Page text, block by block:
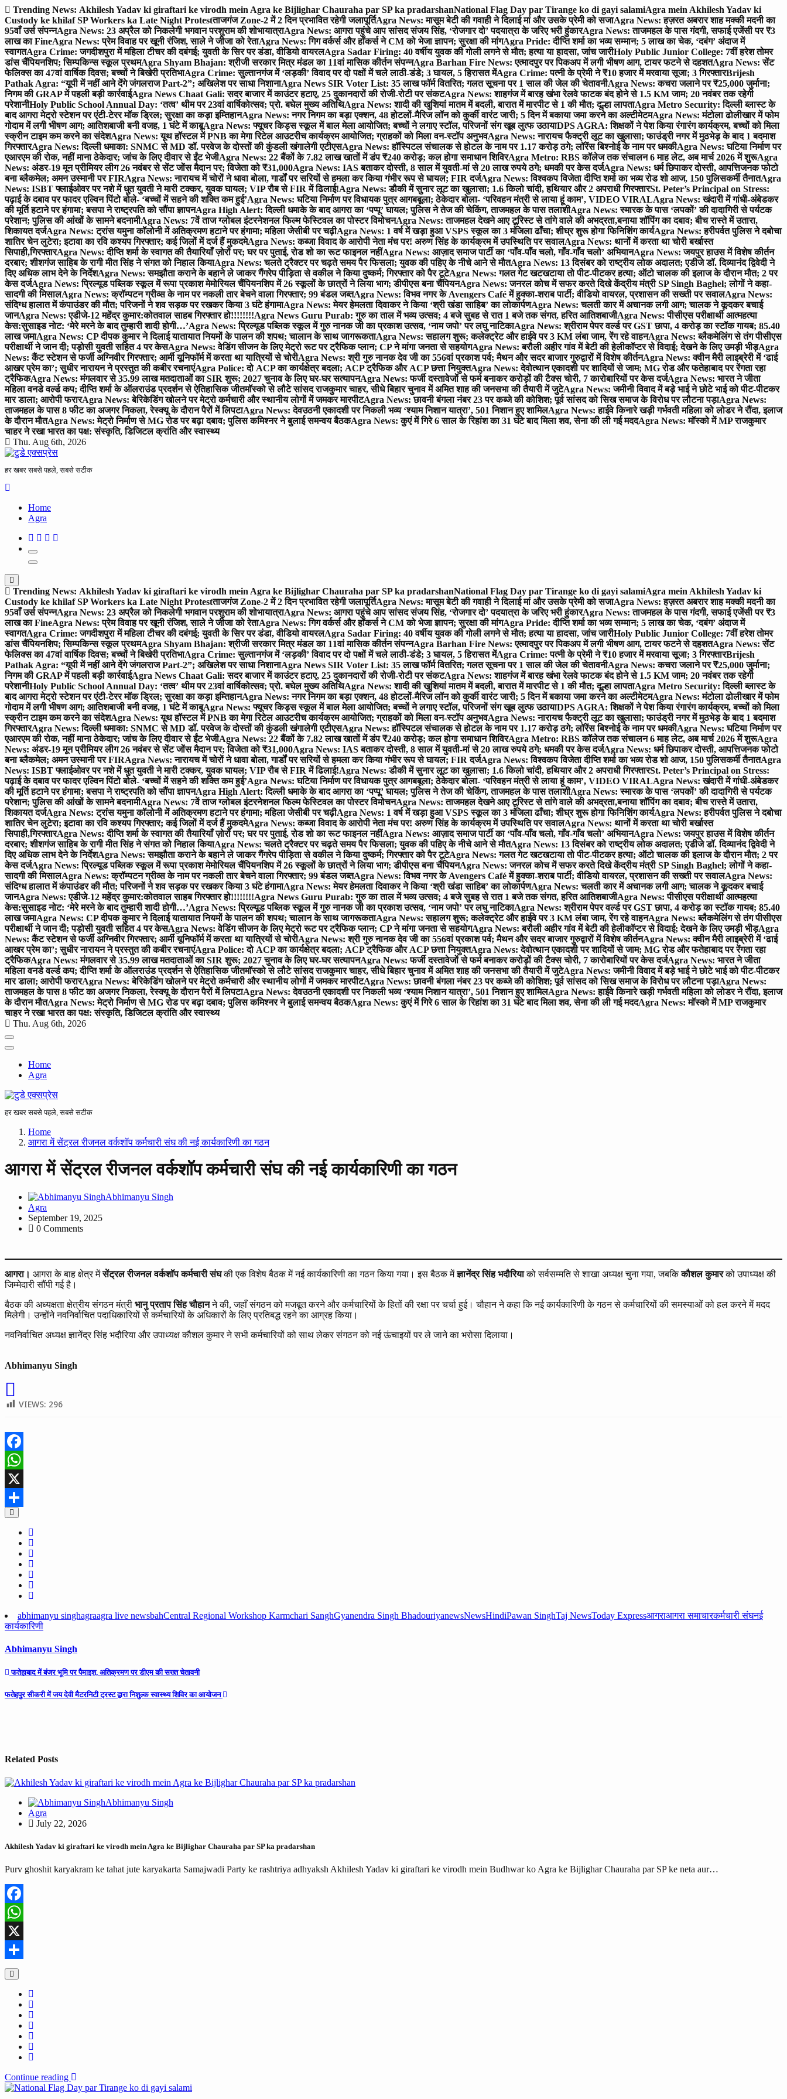
Skip
to
content
Trending News: Akhilesh Yadav ki giraftari ke virodh mein Agra ke Bijlighar Chauraha par SP ka pradarshanNational Flag Day par Tirange ko di gayi salamiAgra mein Akhilesh Yadav ki
Custody ke khilaf SP Workers ka Late Night Protestताजगंज Zone-2 में 2 दिन प्रभावित रहेगी जलापूर्तिAgra News: मासूम बेटी की गवाही ने दिलाई मां और उसके प्रेमी को सजाAgra News: हज़रत अबरार शाह मक्की मदनी का
95वाँ उर्स संपन्नAgra News: 23 अप्रैल को निकलेगी भगवान परशुराम की शोभायात्राAgra News: आगरा पहुंचे आप सांसद संजय सिंह, ‘रोजगार दो’ पदयात्रा के जरिए भरी हुंकारAgra News: ताजमहल के पास गंदगी, सफाई एजेंसी पर ₹3
लाख का FineAgra News: प्रेम विवाह पर खूनी रंजिश, साले ने जीजा को रेताAgra News: गिग वर्कर्स और हॉकर्स ने CM को भेजा ज्ञापन; सुरक्षा की मांगAgra Pride: दीप्ति शर्मा का भव्य सम्मान; 5 लाख का चेक, ‘दबंग’ अंदाज में
स्वागतAgra Crime: जगदीशपुरा में महिला टीचर की दबंगई; युवती के सिर पर डंडा, वीडियो वायरलAgra Sadar Firing: 40 वर्षीय युवक की गोली लगने से मौत; हत्या या हादसा, जांच जारीHoly Public Junior College: 7वीं हरेश तोमर
डांस चैंपियनशिप; सिम्पकिन्स स्कूल प्रथमAgra Shyam Bhajan: श्रीजी सरकार मित्र मंडल का 11वां मासिक कीर्तन संपन्नAgra Barhan Fire News: एत्मादपुर पर पिकअप में लगी भीषण आग, टायर फटने से दहशतAgra News: सेंट
फेलिक्स का 47वां वार्षिक दिवस; बच्चों ने बिखेरी प्रतिभाAgra Crime: सुल्तानगंज में ‘लड़की’ विवाद पर दो पक्षों में चले लाठी-डंडे; 3 घायल, 5 हिरासत मेंAgra Crime: पत्नी के प्रेमी ने ₹10 हजार में मरवाया सूजा; 3 गिरफ्तारBrijesh
Pathak Agra: “यूपी में नहीं आने देंगे जंगलराज Part-2”; अखिलेश पर साधा निशानाAgra News SIR Voter List: 35 लाख फॉर्म वितरित; गलत सूचना पर 1 साल की जेल की चेतावनीAgra News: कचरा जलाने पर ₹25,000 जुर्माना;
निगम की GRAP में पहली बड़ी कार्रवाईAgra News Chaat Gali: सदर बाजार में काउंटर हटाए, 25 दुकानदारों की रोजी-रोटी पर संकटAgra News: शाहगंज में बारह खंभा रेलवे फाटक बंद होने से 1.5 KM जाम; 20 नवंबर तक रहेगी
परेशानीHoly Public School Annual Day: ‘तत्व’ थीम पर 23वां वार्षिकोत्सव; प्रो. बघेल मुख्य अतिथिAgra News: शादी की खुशियां मातम में बदली, बारात में मारपीट से 1 की मौत; दूल्हा लापताAgra Metro Security: दिल्ली ब्लास्ट के
बाद आगरा मेट्रो स्टेशन पर एंटी-टेरर मॉक ड्रिल; सुरक्षा का कड़ा इम्तिहानAgra News: नगर निगम का बड़ा एक्शन, 48 होटलों-मैरिज लॉन को कुर्की वारंट जारी; 5 दिन में बकाया जमा करने का अल्टीमेटमAgra News: मंटोला ढोलीखार में फोम
गोदाम में लगी भीषण आग; आतिशबाजी बनी वजह, 1 घंटे में काबूAgra News: फ्यूचर किड्स स्कूल में बाल मेला आयोजित; बच्चों ने लगाए स्टॉल, परिजनों संग खूब लुत्फ उठायाDPS AGRA: शिक्षकों ने पेश किया रंगारंग कार्यक्रम, बच्चों को मिला
स्क्रीन टाइम कम करने का संदेशAgra News: यूथ हॉस्टल में PNB का मेगा रिटेल आउटरीच कार्यक्रम आयोजित; ग्राहकों को मिला वन-स्टॉप अनुभवAgra News: नारायच फैक्ट्री लूट का खुलासा; फाउंड्री नगर में मुठभेड़ के बाद 1 बदमाश
गिरफ्तारAgra News: दिल्ली धमाका: SNMC से MD डॉ. परवेज के दोस्तों की कुंडली खंगालेगी एटीएसAgra News: हॉस्पिटल संचालक से होटल के नाम पर 1.17 करोड़ ठगे; लॉरेंस बिश्नोई के नाम पर धमकीAgra News: घटिया निर्माण पर
एआरएम की रोक, नहीं माना ठेकेदार; जांच के लिए दीवार से ईंट भेजीAgra News: 22 बैंकों के 7.82 लाख खातों में डंप ₹240 करोड़; कल होगा समाधान शिविरAgra Metro: RBS कॉलेज तक संचालन 6 माह लेट, अब मार्च 2026 में शुरूAgra
News: अंडर-19 मून प्रीमियर लीग 26 नवंबर से सेंट जोंस मैदान पर; विजेता को ₹31,000Agra News: IAS बताकर दोस्ती, 8 साल में युवती-मां से 20 लाख रुपये ठगे; धमकी पर केस दर्जAgra News: धर्म छिपाकर दोस्ती, आपत्तिजनक फोटो
बना ब्लैकमेल; अमन उस्मानी पर FIRAgra News: नारायच में चोरों ने धावा बोला, गार्डों पर सरियों से हमला कर किया गंभीर रूप से घायल; FIR दर्जAgra News: विश्वकप विजेता दीप्ति शर्मा का भव्य रोड शो आज, 150 पुलिसकर्मी तैनातAgra
News: ISBT फ्लाईओवर पर नशे में धुत युवती ने मारी टक्कर, युवक घायल; VIP रौब से FIR में ढिलाई!Agra News: डौकी में सुनार लूट का खुलासा; 1.6 किलो चांदी, हथियार और 2 अपराधी गिरफ्तारSt. Peter’s Principal on Stress:
पढ़ाई के दबाव पर फादर एल्विन पिंटो बोले- ‘बच्चों में सहने की शक्ति कम हुई’Agra News: घटिया निर्माण पर विधायक पुत्र आगबबूला; ठेकेदार बोला- ‘परिवहन मंत्री से लाया हूं काम’, VIDEO VIRALAgra News: खंदारी में गांधी-अंबेडकर
की मूर्ति हटाने पर हंगामा; बसपा ने राष्ट्रपति को सौंपा ज्ञापनAgra High Alert: दिल्ली धमाके के बाद आगरा का ‘पप्पू’ घायल; पुलिस ने तेज की चेकिंग, ताजमहल के पास तलाशीAgra News: स्मारक के पास ‘लपकों’ की दादागिरी से पर्यटक
परेशान; पुलिस की आंखों के सामने बदनामीAgra News: 7वें ताज ग्लोबल इंटरनेशनल फिल्म फेस्टिवल का पोस्टर विमोचनAgra News: ताजमहल देखने आए टूरिस्ट से तांगे वाले की अभद्रता,बनाया शॉपिंग का दबाव; बीच रास्ते में उतारा,
शिकायत दर्जAgra News: ट्रांस यमुना कॉलोनी में अतिक्रमण हटाने पर हंगामा; महिला जेसीबी पर चढ़ीAgra News: 1 वर्ष में खड़ा हुआ VSPS स्कूल का 3 मंजिला ढाँचा; शीघ्र शुरू होगा फिनिशिंग कार्यAgra News: हरीपर्वत पुलिस ने दबोचा
शातिर चेन लुटेरा; इटावा का रवि कश्यप गिरफ्तार; कई जिलों में दर्ज हैं मुकदमेAgra News: कब्जा विवाद के आरोपी नेता मंच पर! अरुण सिंह के कार्यक्रम में उपस्थिति पर सवालAgra News: थानों में करता था चोरी बर्खास्त
सिपाही,गिरफ्तारAgra News: दीप्ति शर्मा के स्वागत की तैयारियाँ ज़ोरों पर; घर पर पुताई, रोड शो का रूट फाइनल नहींAgra News: आज़ाद समाज पार्टी का ‘पाँव-पाँव चलो, गाँव-गाँव चलो’ अभियानAgra News: जयपुर हाउस में विशेष कीर्तन
दरबार; शीशगंज साहिब के रागी मीत सिंह ने संगत को निहाल कियाAgra News: चलते ट्रैक्टर पर चढ़ते समय पैर फिसला; युवक की पहिए के नीचे आने से मौतAgra News: 13 दिसंबर को राष्ट्रीय लोक अदालत; एडीजे डॉ. दिव्यानंद द्विवेदी ने
दिए अधिक लाभ देने के निर्देशAgra News: समझौता कराने के बहाने ले जाकर गैंगरेप पीड़िता से वकील ने किया दुष्कर्म; गिरफ्तार को पैर टूटेAgra News: गलत गेट खटखटाया तो पीट-पीटकर हत्या; ऑटो चालक की इलाज के दौरान मौत; 2 पर
केस दर्जAgra News: प्रिल्यूड पब्लिक स्कूल में रूपा प्रकाश मेमोरियल चैंपियनशिप में 26 स्कूलों के छात्रों ने लिया भाग; डीपीएस बना चैंपियनAgra News: जनरल कोच में सफर करते दिखे केंद्रीय मंत्री SP Singh Baghel; लोगों ने कहा-
सादगी की मिसालAgra News: क्रॉम्पटन ग्रीव्स के नाम पर नकली तार बेचने वाला गिरफ्तार; 99 बंडल जब्तAgra News: विभव नगर के Avengers Café में हुक्का-शराब पार्टी; वीडियो वायरल, प्रशासन की सख्ती पर सवालAgra News:
संदिग्ध हालात में कंपाउंडर की मौत; परिजनों ने शव सड़क पर रखकर किया 3 घंटे हंगामाAgra News: मेयर हेमलता दिवाकर ने किया ‘श्री खंडा साहिब’ का लोकार्पणAgra News: चलती कार में अचानक लगी आग; चालक ने कूदकर बचाई
जानAgra News: एडीजे-12 महेंद्र कुमार:कोतवाल साहब गिरफ्तार हो!!!!!!!!Agra News Guru Purab: गुरु का ताल में भव्य उत्सव; 4 बजे सुबह से रात 1 बजे तक संगत, हरित आतिशबाजीAgra News: पीसीएस परीक्षार्थी आत्महत्या
केस:सुसाइड नोट: ‘मेरे मरने के बाद तुम्हारी शादी होगी…’Agra News: प्रिल्यूड पब्लिक स्कूल में गुरु नानक जी का प्रकाश उत्सव, ‘नाम जपो’ पर लघु नाटिकाAgra News: श्रीराम पेपर वर्ल्ड पर GST छापा, 4 करोड़ का स्टॉक गायब; 85.40
लाख जमाAgra News: CP दीपक कुमार ने दिलाई यातायात नियमों के पालन की शपथ; चालान के साथ जागरूकताAgra News: सहालग शुरू; कलेक्ट्रेट और हाईवे पर 3 KM लंबा जाम, रेंग रहे वाहनAgra News: ब्लैकमेलिंग से तंग पीसीएस
परीक्षार्थी ने जान दी; पड़ोसी युवती सहित 4 पर केसAgra News: वेडिंग सीजन के लिए मेट्रो रूट पर ट्रैफिक प्लान; CP ने मांगा जनता से सहयोगAgra News: बरौली अहीर गांव में बेटी की हेलीकॉप्टर से विदाई; देखने के लिए उमड़ी भीड़Agra
News: कैंट स्टेशन से फर्जी अग्निवीर गिरफ्तार; आर्मी यूनिफॉर्म में करता था यात्रियों से चोरीAgra News: श्री गुरु नानक देव जी का 556वां प्रकाश पर्व; मैथन और सदर बाजार गुरुद्वारों में विशेष कीर्तनAgra News: क्वीन मैरी लाइब्रेरी में ‘ढाई
आखर प्रेम का’; सुधीर नारायन ने प्रस्तुत की कबीर रचनाएंAgra Police: दो ACP का कार्यक्षेत्र बदला; ACP ट्रैफिक और ACP छत्ता नियुक्तAgra News: देवोत्थान एकादशी पर शादियों से जाम; MG रोड और फतेहाबाद पर रेंगता रहा
ट्रैफिकAgra News: मंगलवार से 35.99 लाख मतदाताओं का SIR शुरू; 2027 चुनाव के लिए घर-घर सत्यापनAgra News: फर्जी दस्तावेजों से फर्म बनाकर करोड़ों की टैक्स चोरी, 7 कारोबारियों पर केस दर्जAgra News: भारत ने जीता
महिला वनडे वर्ल्ड कप; दीप्ति शर्मा के ऑलराउंड प्रदर्शन से ऐतिहासिक जीतमॉस्को से लौटे सांसद राजकुमार चाहर, सीधे बिहार चुनाव में अमित शाह की जनसभा की तैयारी में जुटेAgra News: जमीनी विवाद में बड़े भाई ने छोटे भाई को पीट-पीटकर
मार डाला; आरोपी फरारAgra News: बेरिकेडिंग खोलने पर मेट्रो कर्मचारी और स्थानीय लोगों में जमकर मारपीटAgra News: छावनी बंगला नंबर 23 पर कब्जे की कोशिश; पूर्व सांसद को सिख समाज के विरोध पर लौटना पड़ाAgra News:
ताजमहल के पास 8 फीट का अजगर निकला, रेस्क्यू के दौरान पैरों में लिपटाAgra News: देवउठनी एकादशी पर निकली भव्य ‘श्याम निशान यात्रा’, 501 निशान हुए शामिलAgra News: हाईवे किनारे खड़ी गर्भवती महिला को लोडर ने रौंदा, इलाज
के दौरान मौतAgra News: मेट्रो निर्माण से MG रोड पर बढ़ा दबाव; पुलिस कमिश्नर ने बुलाई समन्वय बैठकAgra News: कुएं में गिरे 6 साल के रिहांश का 31 घंटे बाद मिला शव, सेना की ली गई मददAgra News: मॉस्को में MP राजकुमार
चाहर ने रखा भारत का पक्ष: संस्कृति, डिजिटल क्रांति और स्वास्थ्य
Thu. Aug 6th, 2026
हर खबर सबसे पहले, सबसे सटीक
Home
Agra
Trending News: Akhilesh Yadav ki giraftari ke virodh mein Agra ke Bijlighar Chauraha par SP ka pradarshanNational Flag Day par Tirange ko di gayi salamiAgra mein Akhilesh Yadav ki
Custody ke khilaf SP Workers ka Late Night Protestताजगंज Zone-2 में 2 दिन प्रभावित रहेगी जलापूर्तिAgra News: मासूम बेटी की गवाही ने दिलाई मां और उसके प्रेमी को सजाAgra News: हज़रत अबरार शाह मक्की मदनी का
95वाँ उर्स संपन्नAgra News: 23 अप्रैल को निकलेगी भगवान परशुराम की शोभायात्राAgra News: आगरा पहुंचे आप सांसद संजय सिंह, ‘रोजगार दो’ पदयात्रा के जरिए भरी हुंकारAgra News: ताजमहल के पास गंदगी, सफाई एजेंसी पर ₹3
लाख का FineAgra News: प्रेम विवाह पर खूनी रंजिश, साले ने जीजा को रेताAgra News: गिग वर्कर्स और हॉकर्स ने CM को भेजा ज्ञापन; सुरक्षा की मांगAgra Pride: दीप्ति शर्मा का भव्य सम्मान; 5 लाख का चेक, ‘दबंग’ अंदाज में
स्वागतAgra Crime: जगदीशपुरा में महिला टीचर की दबंगई; युवती के सिर पर डंडा, वीडियो वायरलAgra Sadar Firing: 40 वर्षीय युवक की गोली लगने से मौत; हत्या या हादसा, जांच जारीHoly Public Junior College: 7वीं हरेश तोमर
डांस चैंपियनशिप; सिम्पकिन्स स्कूल प्रथमAgra Shyam Bhajan: श्रीजी सरकार मित्र मंडल का 11वां मासिक कीर्तन संपन्नAgra Barhan Fire News: एत्मादपुर पर पिकअप में लगी भीषण आग, टायर फटने से दहशतAgra News: सेंट
फेलिक्स का 47वां वार्षिक दिवस; बच्चों ने बिखेरी प्रतिभाAgra Crime: सुल्तानगंज में ‘लड़की’ विवाद पर दो पक्षों में चले लाठी-डंडे; 3 घायल, 5 हिरासत मेंAgra Crime: पत्नी के प्रेमी ने ₹10 हजार में मरवाया सूजा; 3 गिरफ्तारBrijesh
Pathak Agra: “यूपी में नहीं आने देंगे जंगलराज Part-2”; अखिलेश पर साधा निशानाAgra News SIR Voter List: 35 लाख फॉर्म वितरित; गलत सूचना पर 1 साल की जेल की चेतावनीAgra News: कचरा जलाने पर ₹25,000 जुर्माना;
निगम की GRAP में पहली बड़ी कार्रवाईAgra News Chaat Gali: सदर बाजार में काउंटर हटाए, 25 दुकानदारों की रोजी-रोटी पर संकटAgra News: शाहगंज में बारह खंभा रेलवे फाटक बंद होने से 1.5 KM जाम; 20 नवंबर तक रहेगी
परेशानीHoly Public School Annual Day: ‘तत्व’ थीम पर 23वां वार्षिकोत्सव; प्रो. बघेल मुख्य अतिथिAgra News: शादी की खुशियां मातम में बदली, बारात में मारपीट से 1 की मौत; दूल्हा लापताAgra Metro Security: दिल्ली ब्लास्ट के
बाद आगरा मेट्रो स्टेशन पर एंटी-टेरर मॉक ड्रिल; सुरक्षा का कड़ा इम्तिहानAgra News: नगर निगम का बड़ा एक्शन, 48 होटलों-मैरिज लॉन को कुर्की वारंट जारी; 5 दिन में बकाया जमा करने का अल्टीमेटमAgra News: मंटोला ढोलीखार में फोम
गोदाम में लगी भीषण आग; आतिशबाजी बनी वजह, 1 घंटे में काबूAgra News: फ्यूचर किड्स स्कूल में बाल मेला आयोजित; बच्चों ने लगाए स्टॉल, परिजनों संग खूब लुत्फ उठायाDPS AGRA: शिक्षकों ने पेश किया रंगारंग कार्यक्रम, बच्चों को मिला
स्क्रीन टाइम कम करने का संदेशAgra News: यूथ हॉस्टल में PNB का मेगा रिटेल आउटरीच कार्यक्रम आयोजित; ग्राहकों को मिला वन-स्टॉप अनुभवAgra News: नारायच फैक्ट्री लूट का खुलासा; फाउंड्री नगर में मुठभेड़ के बाद 1 बदमाश
गिरफ्तारAgra News: दिल्ली धमाका: SNMC से MD डॉ. परवेज के दोस्तों की कुंडली खंगालेगी एटीएसAgra News: हॉस्पिटल संचालक से होटल के नाम पर 1.17 करोड़ ठगे; लॉरेंस बिश्नोई के नाम पर धमकीAgra News: घटिया निर्माण पर
एआरएम की रोक, नहीं माना ठेकेदार; जांच के लिए दीवार से ईंट भेजीAgra News: 22 बैंकों के 7.82 लाख खातों में डंप ₹240 करोड़; कल होगा समाधान शिविरAgra Metro: RBS कॉलेज तक संचालन 6 माह लेट, अब मार्च 2026 में शुरूAgra
News: अंडर-19 मून प्रीमियर लीग 26 नवंबर से सेंट जोंस मैदान पर; विजेता को ₹31,000Agra News: IAS बताकर दोस्ती, 8 साल में युवती-मां से 20 लाख रुपये ठगे; धमकी पर केस दर्जAgra News: धर्म छिपाकर दोस्ती, आपत्तिजनक फोटो
बना ब्लैकमेल; अमन उस्मानी पर FIRAgra News: नारायच में चोरों ने धावा बोला, गार्डों पर सरियों से हमला कर किया गंभीर रूप से घायल; FIR दर्जAgra News: विश्वकप विजेता दीप्ति शर्मा का भव्य रोड शो आज, 150 पुलिसकर्मी तैनातAgra
News: ISBT फ्लाईओवर पर नशे में धुत युवती ने मारी टक्कर, युवक घायल; VIP रौब से FIR में ढिलाई!Agra News: डौकी में सुनार लूट का खुलासा; 1.6 किलो चांदी, हथियार और 2 अपराधी गिरफ्तारSt. Peter’s Principal on Stress:
पढ़ाई के दबाव पर फादर एल्विन पिंटो बोले- ‘बच्चों में सहने की शक्ति कम हुई’Agra News: घटिया निर्माण पर विधायक पुत्र आगबबूला; ठेकेदार बोला- ‘परिवहन मंत्री से लाया हूं काम’, VIDEO VIRALAgra News: खंदारी में गांधी-अंबेडकर
की मूर्ति हटाने पर हंगामा; बसपा ने राष्ट्रपति को सौंपा ज्ञापनAgra High Alert: दिल्ली धमाके के बाद आगरा का ‘पप्पू’ घायल; पुलिस ने तेज की चेकिंग, ताजमहल के पास तलाशीAgra News: स्मारक के पास ‘लपकों’ की दादागिरी से पर्यटक
परेशान; पुलिस की आंखों के सामने बदनामीAgra News: 7वें ताज ग्लोबल इंटरनेशनल फिल्म फेस्टिवल का पोस्टर विमोचनAgra News: ताजमहल देखने आए टूरिस्ट से तांगे वाले की अभद्रता,बनाया शॉपिंग का दबाव; बीच रास्ते में उतारा,
शिकायत दर्जAgra News: ट्रांस यमुना कॉलोनी में अतिक्रमण हटाने पर हंगामा; महिला जेसीबी पर चढ़ीAgra News: 1 वर्ष में खड़ा हुआ VSPS स्कूल का 3 मंजिला ढाँचा; शीघ्र शुरू होगा फिनिशिंग कार्यAgra News: हरीपर्वत पुलिस ने दबोचा
शातिर चेन लुटेरा; इटावा का रवि कश्यप गिरफ्तार; कई जिलों में दर्ज हैं मुकदमेAgra News: कब्जा विवाद के आरोपी नेता मंच पर! अरुण सिंह के कार्यक्रम में उपस्थिति पर सवालAgra News: थानों में करता था चोरी बर्खास्त
सिपाही,गिरफ्तारAgra News: दीप्ति शर्मा के स्वागत की तैयारियाँ ज़ोरों पर; घर पर पुताई, रोड शो का रूट फाइनल नहींAgra News: आज़ाद समाज पार्टी का ‘पाँव-पाँव चलो, गाँव-गाँव चलो’ अभियानAgra News: जयपुर हाउस में विशेष कीर्तन
दरबार; शीशगंज साहिब के रागी मीत सिंह ने संगत को निहाल कियाAgra News: चलते ट्रैक्टर पर चढ़ते समय पैर फिसला; युवक की पहिए के नीचे आने से मौतAgra News: 13 दिसंबर को राष्ट्रीय लोक अदालत; एडीजे डॉ. दिव्यानंद द्विवेदी ने
दिए अधिक लाभ देने के निर्देशAgra News: समझौता कराने के बहाने ले जाकर गैंगरेप पीड़िता से वकील ने किया दुष्कर्म; गिरफ्तार को पैर टूटेAgra News: गलत गेट खटखटाया तो पीट-पीटकर हत्या; ऑटो चालक की इलाज के दौरान मौत; 2 पर
केस दर्जAgra News: प्रिल्यूड पब्लिक स्कूल में रूपा प्रकाश मेमोरियल चैंपियनशिप में 26 स्कूलों के छात्रों ने लिया भाग; डीपीएस बना चैंपियनAgra News: जनरल कोच में सफर करते दिखे केंद्रीय मंत्री SP Singh Baghel; लोगों ने कहा-
सादगी की मिसालAgra News: क्रॉम्पटन ग्रीव्स के नाम पर नकली तार बेचने वाला गिरफ्तार; 99 बंडल जब्तAgra News: विभव नगर के Avengers Café में हुक्का-शराब पार्टी; वीडियो वायरल, प्रशासन की सख्ती पर सवालAgra News:
संदिग्ध हालात में कंपाउंडर की मौत; परिजनों ने शव सड़क पर रखकर किया 3 घंटे हंगामाAgra News: मेयर हेमलता दिवाकर ने किया ‘श्री खंडा साहिब’ का लोकार्पणAgra News: चलती कार में अचानक लगी आग; चालक ने कूदकर बचाई
जानAgra News: एडीजे-12 महेंद्र कुमार:कोतवाल साहब गिरफ्तार हो!!!!!!!!Agra News Guru Purab: गुरु का ताल में भव्य उत्सव; 4 बजे सुबह से रात 1 बजे तक संगत, हरित आतिशबाजीAgra News: पीसीएस परीक्षार्थी आत्महत्या
केस:सुसाइड नोट: ‘मेरे मरने के बाद तुम्हारी शादी होगी…’Agra News: प्रिल्यूड पब्लिक स्कूल में गुरु नानक जी का प्रकाश उत्सव, ‘नाम जपो’ पर लघु नाटिकाAgra News: श्रीराम पेपर वर्ल्ड पर GST छापा, 4 करोड़ का स्टॉक गायब; 85.40
लाख जमाAgra News: CP दीपक कुमार ने दिलाई यातायात नियमों के पालन की शपथ; चालान के साथ जागरूकताAgra News: सहालग शुरू; कलेक्ट्रेट और हाईवे पर 3 KM लंबा जाम, रेंग रहे वाहनAgra News: ब्लैकमेलिंग से तंग पीसीएस
परीक्षार्थी ने जान दी; पड़ोसी युवती सहित 4 पर केसAgra News: वेडिंग सीजन के लिए मेट्रो रूट पर ट्रैफिक प्लान; CP ने मांगा जनता से सहयोगAgra News: बरौली अहीर गांव में बेटी की हेलीकॉप्टर से विदाई; देखने के लिए उमड़ी भीड़Agra
News: कैंट स्टेशन से फर्जी अग्निवीर गिरफ्तार; आर्मी यूनिफॉर्म में करता था यात्रियों से चोरीAgra News: श्री गुरु नानक देव जी का 556वां प्रकाश पर्व; मैथन और सदर बाजार गुरुद्वारों में विशेष कीर्तनAgra News: क्वीन मैरी लाइब्रेरी में ‘ढाई
आखर प्रेम का’; सुधीर नारायन ने प्रस्तुत की कबीर रचनाएंAgra Police: दो ACP का कार्यक्षेत्र बदला; ACP ट्रैफिक और ACP छत्ता नियुक्तAgra News: देवोत्थान एकादशी पर शादियों से जाम; MG रोड और फतेहाबाद पर रेंगता रहा
ट्रैफिकAgra News: मंगलवार से 35.99 लाख मतदाताओं का SIR शुरू; 2027 चुनाव के लिए घर-घर सत्यापनAgra News: फर्जी दस्तावेजों से फर्म बनाकर करोड़ों की टैक्स चोरी, 7 कारोबारियों पर केस दर्जAgra News: भारत ने जीता
महिला वनडे वर्ल्ड कप; दीप्ति शर्मा के ऑलराउंड प्रदर्शन से ऐतिहासिक जीतमॉस्को से लौटे सांसद राजकुमार चाहर, सीधे बिहार चुनाव में अमित शाह की जनसभा की तैयारी में जुटेAgra News: जमीनी विवाद में बड़े भाई ने छोटे भाई को पीट-पीटकर
मार डाला; आरोपी फरारAgra News: बेरिकेडिंग खोलने पर मेट्रो कर्मचारी और स्थानीय लोगों में जमकर मारपीटAgra News: छावनी बंगला नंबर 23 पर कब्जे की कोशिश; पूर्व सांसद को सिख समाज के विरोध पर लौटना पड़ाAgra News:
ताजमहल के पास 8 फीट का अजगर निकला, रेस्क्यू के दौरान पैरों में लिपटाAgra News: देवउठनी एकादशी पर निकली भव्य ‘श्याम निशान यात्रा’, 501 निशान हुए शामिलAgra News: हाईवे किनारे खड़ी गर्भवती महिला को लोडर ने रौंदा, इलाज
के दौरान मौतAgra News: मेट्रो निर्माण से MG रोड पर बढ़ा दबाव; पुलिस कमिश्नर ने बुलाई समन्वय बैठकAgra News: कुएं में गिरे 6 साल के रिहांश का 31 घंटे बाद मिला शव, सेना की ली गई मददAgra News: मॉस्को में MP राजकुमार
चाहर ने रखा भारत का पक्ष: संस्कृति, डिजिटल क्रांति और स्वास्थ्य
Thu. Aug 6th, 2026
Home
Agra
हर खबर सबसे पहले, सबसे सटीक
Home
आगरा में सेंट्रल रीजनल वर्कशॉप कर्मचारी संघ की नई कार्यकारिणी का गठन
आगरा में सेंट्रल रीजनल वर्कशॉप कर्मचारी संघ की नई कार्यकारिणी का गठन
Abhimanyu Singh
Agra
September 19, 2025
0 Comments
आगरा। आगरा के बाह क्षेत्र मेंसेंट्रल रीजनल वर्कशॉप कर्मचारी संघकी एक विशेष बैठक में नई कार्यकारिणी का गठन किया गया। इस बैठक मेंज्ञानेंद्र सिंह भदौरियाको सर्वसम्मति से शाखा अध्यक्ष चुना गया, जबकिकौशल कुमारको उपाध्यक्ष की
जिम्मेदारी सौंपी गई है।
बैठक की अध्यक्षता क्षेत्रीय संगठन मंत्री भानु प्रताप सिंह चौहानने की, जहाँ संगठन को मजबूत करने और कर्मचारियों के हितों की रक्षा पर चर्चा हुई। चौहान ने कहा कि नई कार्यकारिणी के गठन से कर्मचारियों की समस्याओं को हल करने में मदद
मिलेगी। उन्होंने नवनिर्वाचित पदाधिकारियों से कर्मचारियों के अधिकारों के लिए प्रतिबद्ध रहने का आग्रह किया।
नवनिर्वाचित अध्यक्ष ज्ञानेंद्र सिंह भदौरिया और उपाध्यक्ष कौशल कुमार ने सभी कर्मचारियों को साथ लेकर संगठन को नई ऊंचाइयों पर ले जाने का भरोसा दिलाया।
Abhimanyu Singh
VIEWS: 296
Facebook
WhatsApp
X
Share
abhimanyu singhagraagra live newsbahCentral Regional Workshop Karmchari SanghGyanendra Singh BhadouriyanewsNewsHindiPawan SinghTaj NewsToday Expressआगराआगरा समाचारकर्मचारी संघनई
कार्यकारिणी
Abhimanyu Singh
Post
navigation
फतेहाबाद में बंजर भूमि पर पैमाइश, अतिक्रमण पर डीएम की सख्त चेतावनी
फतेहपुर सीकरी में जय देवी मैटरनिटी ट्रस्ट द्वारा निशुल्क स्वास्थ्य शिविर का आयोजन
Related Posts
Abhimanyu Singh
Agra
July 22, 2026
Akhilesh Yadav ki giraftari ke virodh mein Agra ke Bijlighar Chauraha par SP ka pradarshan
Purv ghoshit karyakram ke tahat jute karyakarta Samajwadi Party ke rashtriya adhyaksh Akhilesh Yadav ki giraftari ke virodh mein Budhwar ko Agra ke Bijlighar Chauraha par SP ke neta aur…
Facebook
WhatsApp
X
Share
Continue reading